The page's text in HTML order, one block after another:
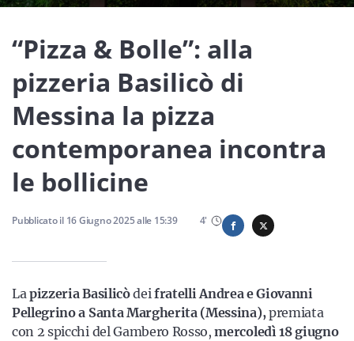
Società
Economia
Sport
Sicilia
Servizi
nostra newsletter
Iscriviti
“Pizza & Bolle”: alla
pizzeria Basilicò di
Messina la pizza
contemporanea incontra
le bollicine
Pubblicato il 16 Giugno 2025alle 15:39 4'
Lapizzeria Basilicòdeifratelli Andrea e Giovanni
Pellegrino a Santa Margherita (Messina),premiata
con 2 spicchi del Gambero Rosso, mercoledì 18 giugno